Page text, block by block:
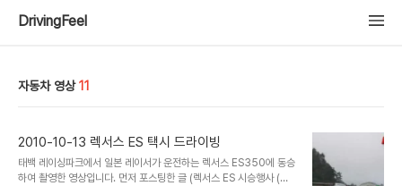
DrivingFeel
자동차 영상 11
2010-10-13 렉서스 ES 택시 드라이빙
태백 레이싱파크에서 일본 레이서가 운전하는 렉서스 ES350에 동승
하여 촬영한 영상입니다. 먼저 포스팅한 글 (렉서스 ES 시승행사 (태